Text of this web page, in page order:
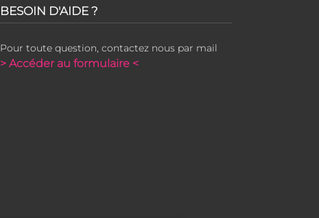
BESOIN D'AIDE ?
Pour toute question, contactez nous par mail
> Accéder au formulaire <